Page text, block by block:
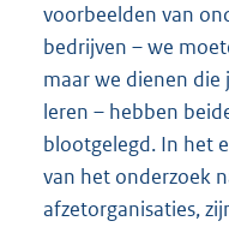
voorbeelden van
bedrijven – we
maar we dienen die
leren – hebben
blootgelegd. In het
van het onderzoek
afzetorganisaties,